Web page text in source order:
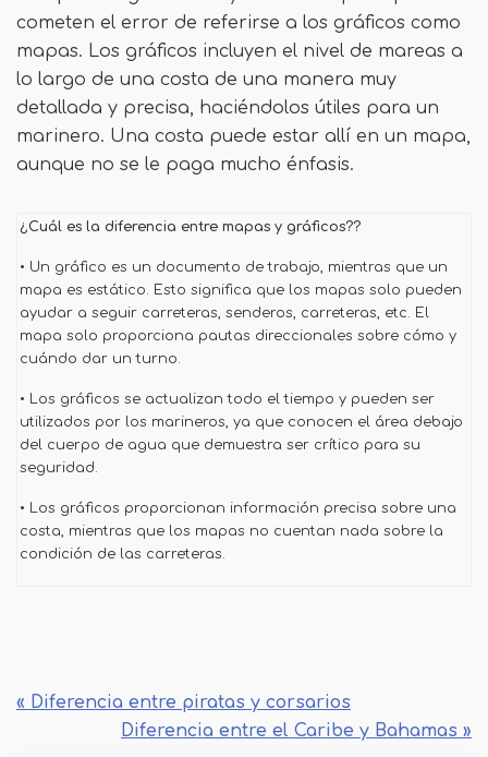
cometen el error de referirse a los gráficos como
mapas. Los gráficos incluyen el nivel de mareas a
lo largo de una costa de una manera muy
detallada y precisa, haciéndolos útiles para un
marinero. Una costa puede estar allí en un mapa,
aunque no se le paga mucho énfasis.
¿Cuál es la diferencia entre mapas y gráficos??
• Un gráfico es un documento de trabajo, mientras que un
mapa es estático. Esto significa que los mapas solo pueden
ayudar a seguir carreteras, senderos, carreteras, etc. El
mapa solo proporciona pautas direccionales sobre cómo y
cuándo dar un turno.
• Los gráficos se actualizan todo el tiempo y pueden ser
utilizados por los marineros, ya que conocen el área debajo
del cuerpo de agua que demuestra ser crítico para su
seguridad.
• Los gráficos proporcionan información precisa sobre una
costa, mientras que los mapas no cuentan nada sobre la
condición de las carreteras.
« Diferencia entre piratas y corsarios
Diferencia entre el Caribe y Bahamas »